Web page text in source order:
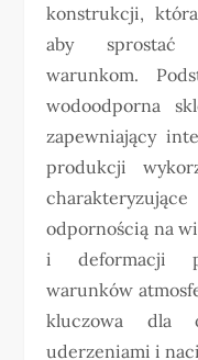
konstrukcji,
aby sprostać
warunkom.
wodoodporna
zapewniający
produkcji
odpornością na
i deformacji
warunków
kluczowa dla
uderzeniami i